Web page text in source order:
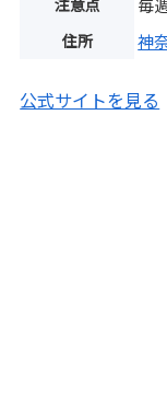
注意点 毎
住所 神
公式サイトを見る